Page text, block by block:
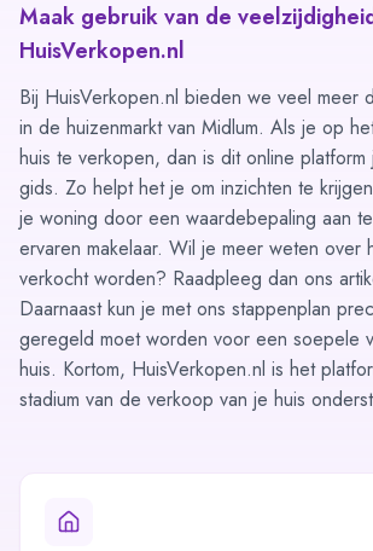
Maak gebruik van de
HuisVerkopen.nl
Bij HuisVerkopen.nl bieden we veel meer
in de huizenmarkt van Midlum. Als je op
huis te verkopen, dan is dit online
gids. Zo helpt het je om inzichten te
je woning door een waardebepaling aan
ervaren makelaar. Wil je meer weten over
verkocht worden? Raadpleeg dan ons
Daarnaast kun je met ons stappenplan
geregeld moet worden voor een soepele
huis. Kortom, HuisVerkopen.nl is het
stadium van de verkoop van je huis